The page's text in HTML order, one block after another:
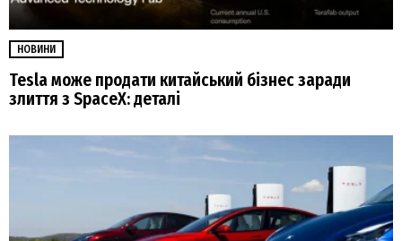
НОВИНИ
Tesla може продати китайський бізнес заради
злиття з SpaceX: деталі